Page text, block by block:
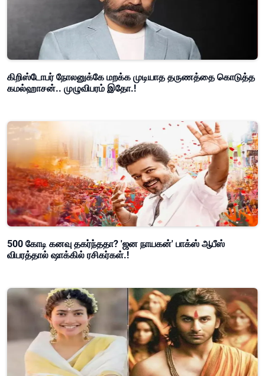
கிறிஸ்டோபர் நோலனுக்கே மறக்க முடியாத தருணத்தை கொடுத்த
கமல்ஹாசன்.. முழுவிபரம் இதோ.!
500 கோடி கனவு தகர்ந்ததா? 'ஜன நாயகன்' பாக்ஸ் ஆபீஸ்
விபரத்தால் ஷாக்கில் ரசிகர்கள்.!